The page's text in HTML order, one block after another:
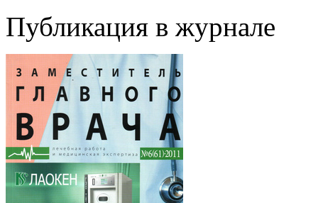
Публикация в журнале